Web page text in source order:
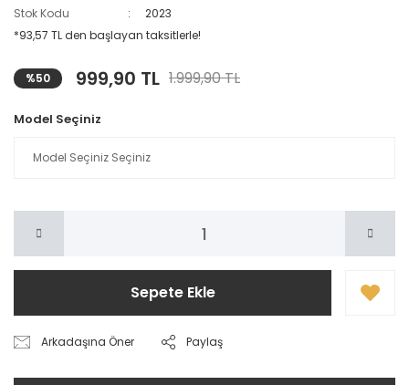
Stok Kodu
2023
*93,57 TL den başlayan taksitlerle!
%50 999,90 TL 1.999,90 TL
Model Seçiniz
Sepete Ekle
Arkadaşına Öner Paylaş